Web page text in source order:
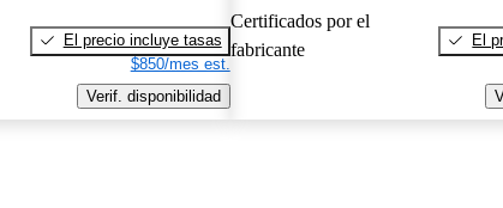
El precio incluye tasas
$850/mes est.
Verif. disponibilidad
Certificados por el
fabricante
El